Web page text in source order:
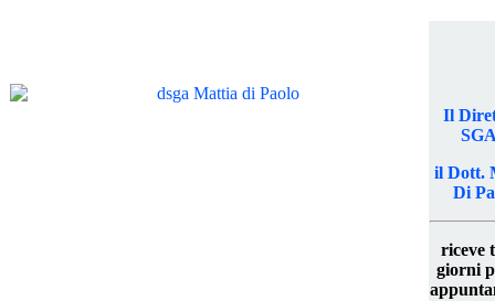
Il
il Dott.
Di
riceve
giorni
appunt